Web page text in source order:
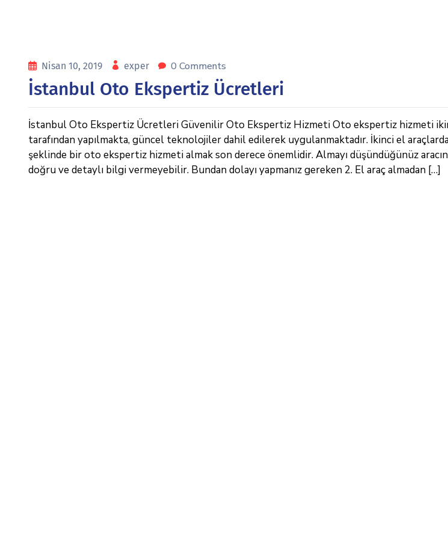
Nisan 10, 2019 exper 0 Comments
İstanbul Oto Ekspertiz Ücretleri
İstanbul Oto Ekspertiz Ücretleri Güvenilir Oto Ekspertiz Hizmeti Oto ekspertiz hizmeti
tarafından yapılmakta, güncel teknolojiler dahil edilerek uygulanmaktadır. İkinci el
şeklinde bir oto ekspertiz hizmeti almak son derece önemlidir. Almayı düşündüğünüz aracın
doğru ve detaylı bilgi vermeyebilir. Bundan dolayı yapmanız gereken 2. El araç almadan […]